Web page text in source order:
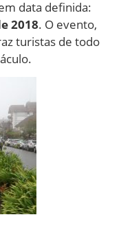
data definida:
2018. O evento,
turistas de todo